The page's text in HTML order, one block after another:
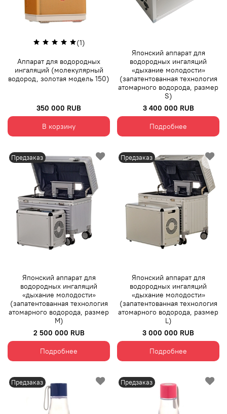
(1)
Аппарат для водородных
ингаляций (молекулярный
водород, золотая модель 150)
350 000 RUB
В корзину
Японский аппарат для
водородных ингаляций
«дыхание молодости»
(запатентованная технология
атомарного водорода, размер
S)
3 400 000 RUB
Подробнее
Предзаказ
Японский аппарат для
водородных ингаляций
«дыхание молодости»
(запатентованная технология
атомарного водорода, размер
М)
2 500 000 RUB
Подробнее
Предзаказ
Японский аппарат для
водородных ингаляций
«дыхание молодости»
(запатентованная технология
атомарного водорода, размер
L)
3 000 000 RUB
Подробнее
Предзаказ Предзаказ